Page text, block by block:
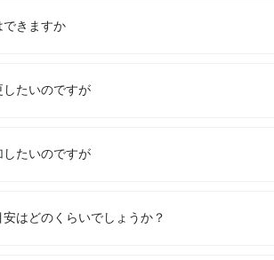
きますか
たいのですが
たいのですが
はどのくらいでしょうか？